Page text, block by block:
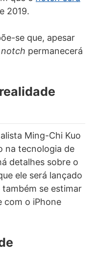
2019.
se que, apesar
notch permanecerá
Ming-Chi Kuo
na tecnologia de
detalhes sobre o
ele será lançado
se estimar
com o iPhone